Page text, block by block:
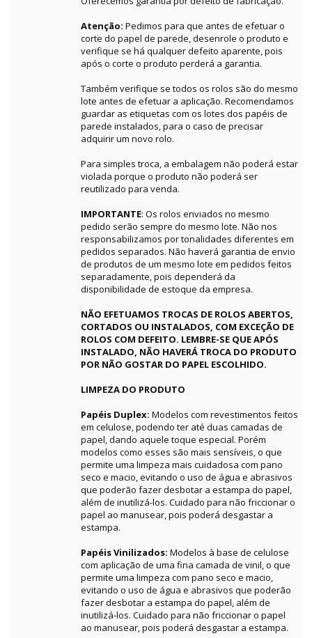
Atenção: Pedimos para que antes de efetuar o
corte do papel de parede, desenrole o produto e
verifique se há qualquer defeito aparente, pois
após o corte o produto perderá a garantia.
Também verifique se todos os rolos são do mesmo
lote antes de efetuar a aplicação. Recomendamos
guardar as etiquetas com os lotes dos papéis de
parede instalados, para o caso de precisar
adquirir um novo rolo.
Para simples troca, a embalagem não poderá estar
violada porque o produto não poderá ser
reutilizado para venda.
IMPORTANTE: Os rolos enviados no mesmo
pedido serão sempre do mesmo lote. Não nos
responsabilizamos por tonalidades diferentes em
pedidos separados. Não haverá garantia de envio
de produtos de um mesmo lote em pedidos feitos
separadamente, pois dependerá da
disponibilidade de estoque da empresa.
NÃO EFETUAMOS TROCAS DE ROLOS ABERTOS,
CORTADOS OU INSTALADOS, COM EXCEÇÃO DE
ROLOS COM DEFEITO. LEMBRE-SE QUE APÓS
INSTALADO, NÃO HAVERÁ TROCA DO PRODUTO
POR NÃO GOSTAR DO PAPEL ESCOLHIDO.
LIMPEZA DO PRODUTO
Papéis Duplex: Modelos com revestimentos feitos
em celulose, podendo ter até duas camadas de
papel, dando aquele toque especial. Porém
modelos como esses são mais sensíveis, o que
permite uma limpeza mais cuidadosa com pano
seco e macio, evitando o uso de água e abrasivos
que poderão fazer desbotar a estampa do papel,
além de inutilizá-los. Cuidado para não friccionar o
papel ao manusear, pois poderá desgastar a
estampa.
Papéis Vinilizados: Modelos à base de celulose
com aplicação de uma fina camada de vinil, o que
permite uma limpeza com pano seco e macio,
evitando o uso de água e abrasivos que poderão
fazer desbotar a estampa do papel, além de
inutilizá-los. Cuidado para não friccionar o papel
ao manusear, pois poderá desgastar a estampa.